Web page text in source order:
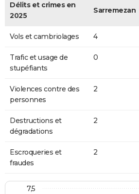
Délits et crimes en
2025
Sarremezan
Vols et cambriolages 4
Trafic et usage de
stupéfiants
0
Violences contre des
personnes
2
Destructions et
dégradations
2
Escroqueries et
fraudes
2
7,5